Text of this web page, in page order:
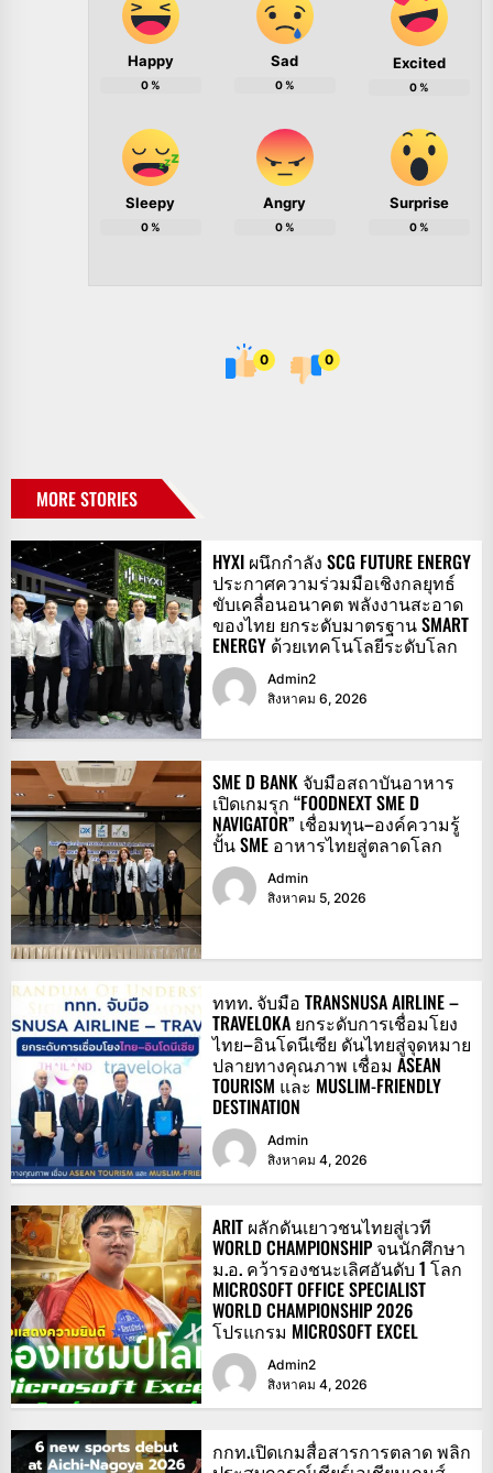
Happy
0%
Sad
0%
Excited
0%
Sleepy
0%
Angry
0%
Surprise
0%
0 0
MORE STORIES
HYXI ผนึกกำลัง SCG FUTURE ENERGY
ประกาศความร่วมมือเชิงกลยุทธ์
ขับเคลื่อนอนาคต พลังงานสะอาด
ของไทย ยกระดับมาตรฐาน SMART
ENERGY ด้วยเทคโนโลยีระดับโลก
Admin2
สิงหาคม 6, 2026
SME D BANK จับมือสถาบันอาหาร
เปิดเกมรุก “FOODNEXT SME D
NAVIGATOR” เชื่อมทุน–องค์ความรู้
ปั้น SME อาหารไทยสู่ตลาดโลก
Admin
สิงหาคม 5, 2026
ททท. จับมือ TRANSNUSA AIRLINE –
TRAVELOKA ยกระดับการเชื่อมโยง
ไทย–อินโดนีเซีย ดันไทยสู่จุดหมาย
ปลายทางคุณภาพ เชื่อม ASEAN
TOURISM และ MUSLIM-FRIENDLY
DESTINATION
Admin
สิงหาคม 4, 2026
ARIT ผลักดันเยาวชนไทยสู่เวที
WORLD CHAMPIONSHIP จนนักศึกษา
ม.อ. คว้ารองชนะเลิศอันดับ 1 โลก
MICROSOFT OFFICE SPECIALIST
WORLD CHAMPIONSHIP 2026
โปรแกรม MICROSOFT EXCEL
Admin2
สิงหาคม 4, 2026
กกท.เปิดเกมสื่อสารการตลาด พลิก